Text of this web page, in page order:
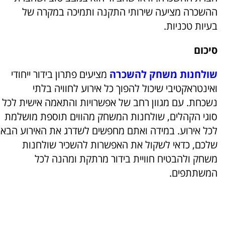
ההשכרה מציעה שירותי התקנה ותמיכה במקרה של
בעיות טכניות.
סיכום
שולחנות משחק להשכרה מציעים פתרון בידור ייחודי
ואינטראקטיבי שיכול להפוך כל אירוע לחוויה בלתי
נשכחת. עם מגוון רחב של אפשרויות והתאמה אישית לכל
סוגי הקהלים, שולחנות המשחק מהווים תוספת מושלמת
לכל אירוע. במידה ואתם מחפשים לשדרג את האירוע הבא
שלכם, כדאי לשקול את האפשרות להשכיר שולחנות
משחק ולהבטיח חוויית בידור מרתקת ומהנה לכל
המשתתפים.